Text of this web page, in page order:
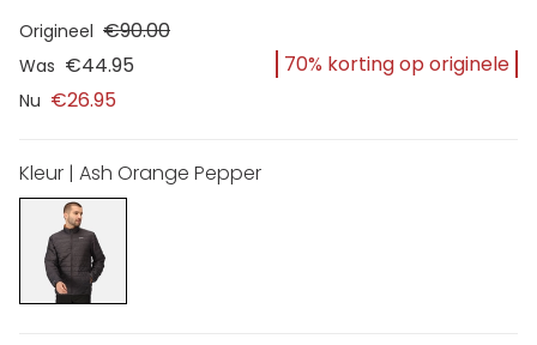
Origineel €90.00
Was €44.95
Nu €26.95
70% korting op originele
Kleur | Ash Orange Pepper